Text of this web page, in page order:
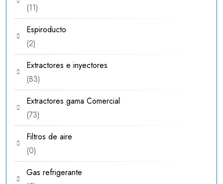
1111
productos
Espiroducto
22
productos
Extractores e inyectores
8383
productos
Extractores gama Comercial
7373
productos
Filtros de aire
00
productos
Gas refrigerante